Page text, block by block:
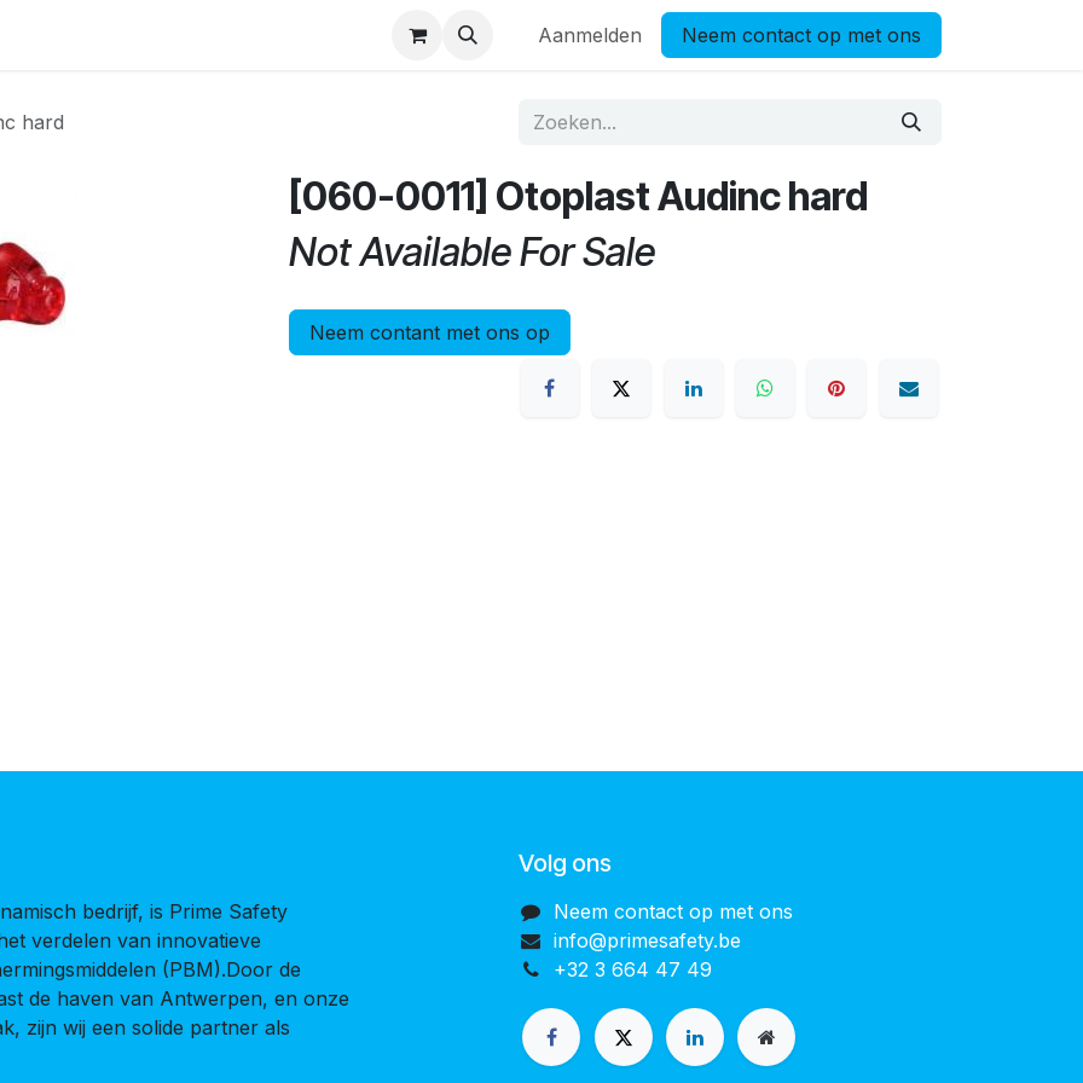
Aanmelden Neem contact op met ons
hard
[060-0011] Otoplast Audinc hard
Not Available For Sale
Neem contant met ons op
bedrijf, is Prime Safety
verdelen van innovatieve
(PBM).Door de
de haven van Antwerpen, en onze
zijn wij een solide partner als
Volg ons
Neem contact op met ons
info@primesafety.be
+32 3 664 47 49